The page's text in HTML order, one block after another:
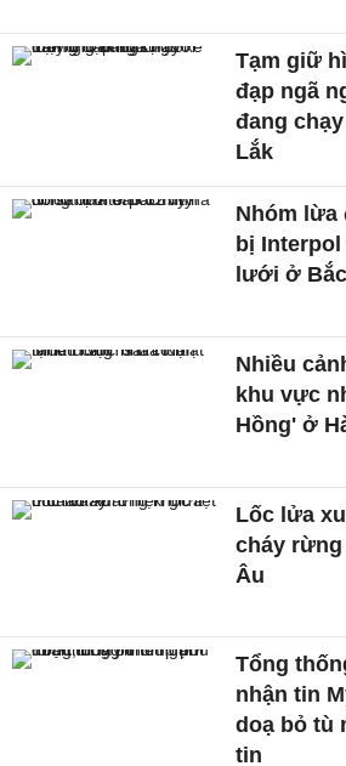
Tạm giữ
đạp ngã
đang
Lắk
Nhóm lừa
bị
lưới ở
Nhiều
khu vực
Hồng' ở
Lốc lửa
cháy
Âu
Tổng
nhận tin
doạ bỏ tù
tin